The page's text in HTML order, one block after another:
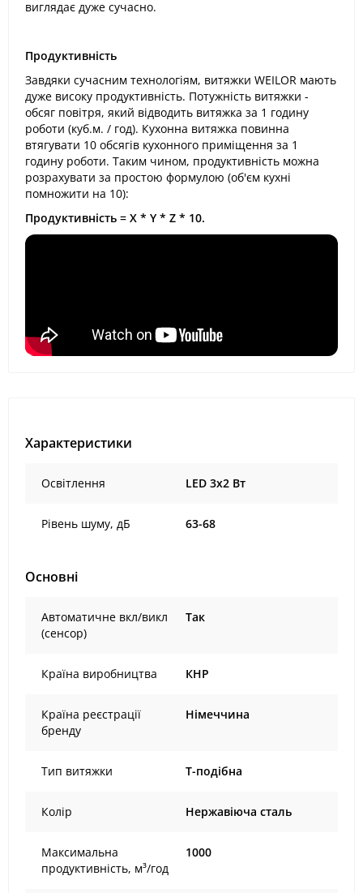
виглядає дуже сучасно.
Продуктивність
Завдяки сучасним технологіям, витяжки WEILOR мають
дуже високу продуктивність. Потужність витяжки -
обсяг повітря, який відводить витяжка за 1 годину
роботи (куб.м. / год). Кухонна витяжка повинна
втягувати 10 обсягів кухонного приміщення за 1
годину роботи. Таким чином, продуктивність можна
розрахувати за простою формулою (об'єм кухні
помножити на 10):
Продуктивність = X * Y * Z * 10.
Характеристики
Освітлення LED 3x2 Вт
Рівень шуму, дБ 63-68
Основні
Автоматичне вкл/викл
(сенсор)
Так
Країна виробництва КНР
Країна реєстрації
бренду
Німеччина
Тип витяжки Т-подібна
Колір Нержавіюча сталь
Максимальна
продуктивність, м³/год
1000